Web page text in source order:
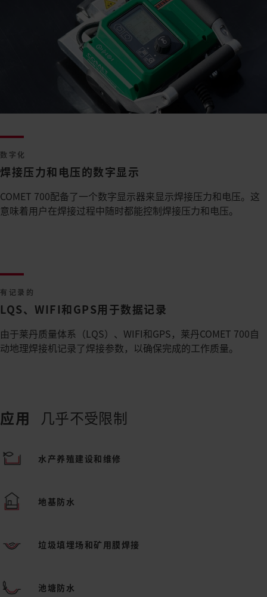
数字化
焊接压力和电压的数字显示
COMET 700配备了一个数字显示器来显示焊接压力和电压。这
意味着用户在焊接过程中随时都能控制焊接压力和电压。
有记录的
LQS、WIFI和GPS用于数据记录
由于莱丹质量体系（LQS）、WIFI和GPS，莱丹COMET 700自
动地理焊接机记录了焊接参数，以确保完成的工作质量。
应用 几乎不受限制
水产养殖建设和维修
地基防水
垃圾填埋场和矿用膜焊接
池塘防水